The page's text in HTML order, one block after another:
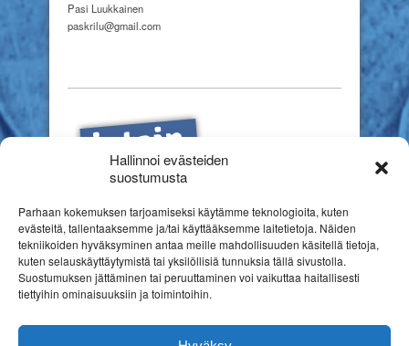
Hallinnoi evästeiden
suostumusta
Parhaan kokemuksen tarjoamiseksi käytämme teknologioita, kuten
evästeitä, tallentaaksemme ja/tai käyttääksemme laitetietoja. Näiden
tekniikoiden hyväksyminen antaa meille mahdollisuuden käsitellä tietoja,
kuten selauskäyttäytymistä tai yksilöllisiä tunnuksia tällä sivustolla.
Suostumuksen jättäminen tai peruuttaminen voi vaikuttaa haitallisesti
tiettyihin ominaisuuksiin ja toimintoihin.
Pasi Luukkainen
paskrilu@gmail.com